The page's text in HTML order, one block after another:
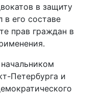
в защиту
в его составе
прав граждан в
Петербурга и